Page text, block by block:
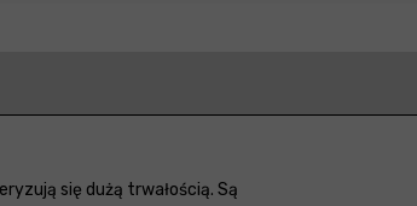
się dużą trwałością. Są